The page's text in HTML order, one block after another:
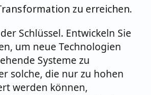
zu erreichen.
Schlüssel. Entwickeln Sie
um neue Technologien
Systeme zu
solche, die nur zu hohen
werden können,